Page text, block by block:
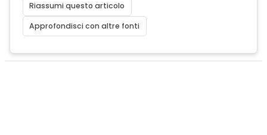
Riassumi questo articolo
Approfondisci con altre fonti